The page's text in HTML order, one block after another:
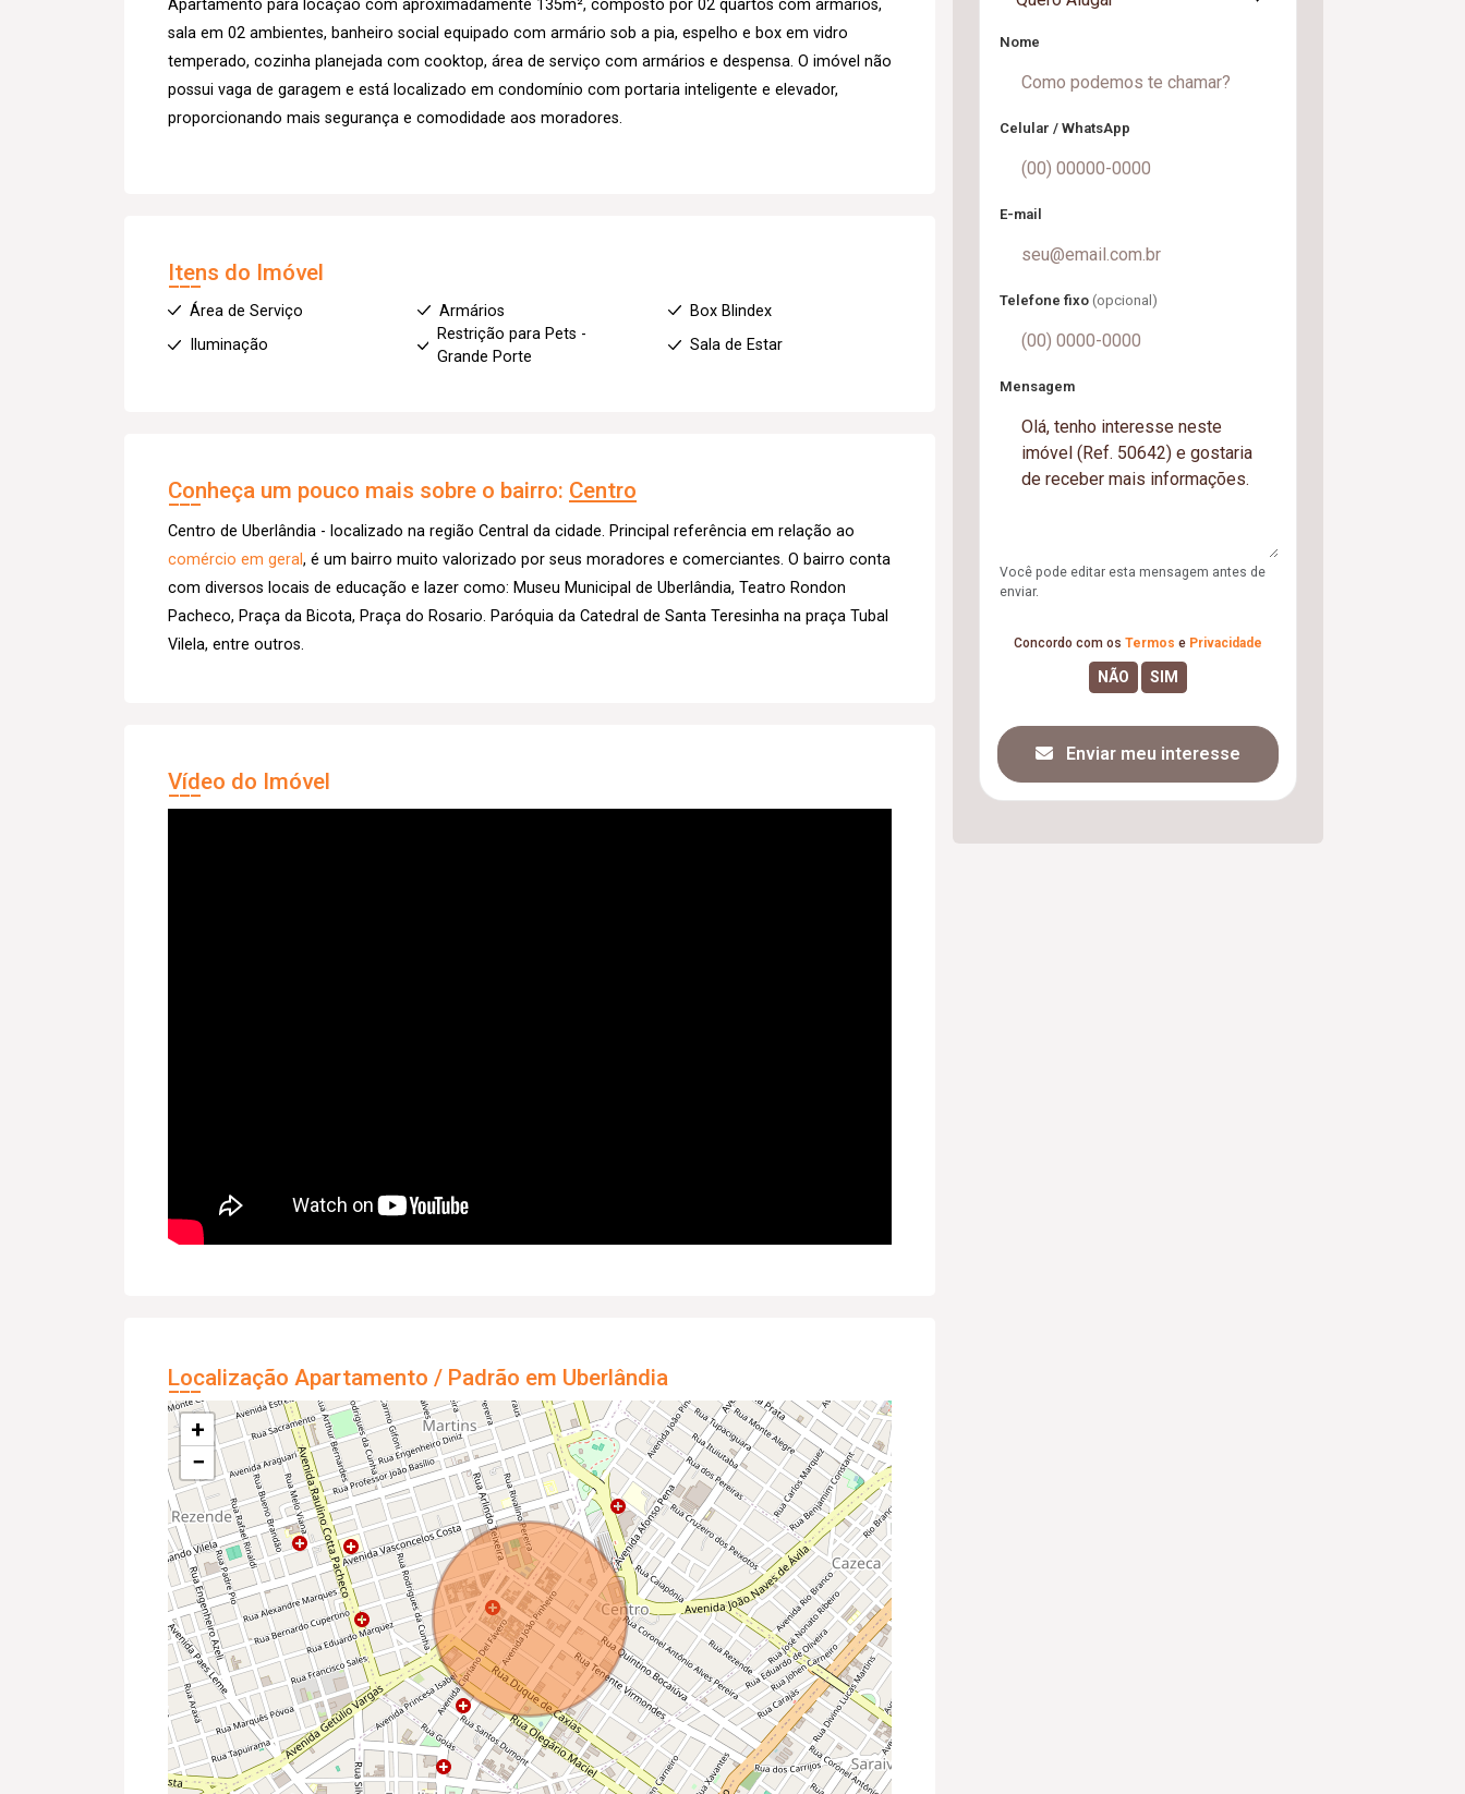
Apartamento para locação com aproximadamente 135m², composto por 02 quartos com armários,
sala em 02 ambientes, banheiro social equipado com armário sob a pia, espelho e box em vidro
temperado, cozinha planejada com cooktop, área de serviço com armários e despensa. O imóvel não
possui vaga de garagem e está localizado em condomínio com portaria inteligente e elevador,
proporcionando mais segurança e comodidade aos moradores.
Itens do Imóvel
Área de Serviço Armários
Box Blindex
Iluminação
Restrição para Pets -
Grande Porte
Sala de Estar
Conheça um pouco mais sobre o bairro: Centro
Centro de Uberlândia - localizado na região Central da cidade. Principal referência em relação ao
comércio em geral, é um bairro muito valorizado por seus moradores e comerciantes. O bairro conta
com diversos locais de educação e lazer como: Museu Municipal de Uberlândia, Teatro Rondon
Pacheco, Praça da Bicota, Praça do Rosario. Paróquia da Catedral de Santa Teresinha na praça Tubal
Vilela, entre outros.
Vídeo do Imóvel
Localização Apartamento / Padrão em Uberlândia
+
−
Nome
Celular / WhatsApp
E-mail
Telefone fixo (opcional)
Mensagem
Você pode editar esta mensagem antes de
enviar.
Concordo com os Termos e Privacidade
Enviar meu interesse